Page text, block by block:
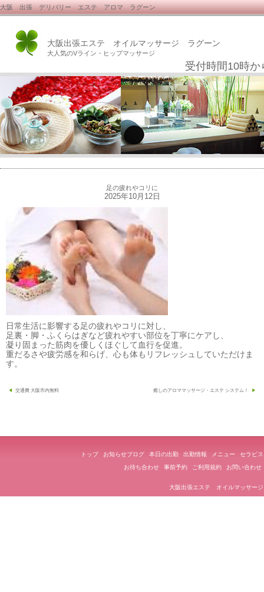
大阪 出張 デリバリー エステ アロマ ラグーン
大阪出張エステ オイルマッサージ ラグーン
大人気のVライン・ヒップマッサージ
受付時間10時
足の疲れやコリに
2025年10月12日
日常生活に影響する足の疲れやコリに対し、
足裏・脚・ふくらはぎなど疲れやすい部位を丁寧にケアし、
凝り固まった筋肉を優しくほぐして血行を促進。
重だるさや疲労感を和らげ、心も体もリフレッシュしていただけま
す。
投
ビ
ョ
交通費 大阪市内無料 癒しのアロママッサージ・エステ システム！
トップ お知らせブログ 本日の出勤 出勤情報 メニュー
セラピ
お待ち合わせ
事前予約 ご利用規約 お問い合わせ
大阪出張エステ オイルマッサー